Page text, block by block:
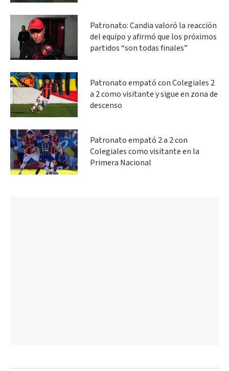
Patronato: Candia valoró la reacción
del equipo y afirmó que los próximos
partidos “son todas finales”
Patronato empató con Colegiales 2
a 2 como visitante y sigue en zona de
descenso
Patronato empató 2 a 2 con
Colegiales como visitante en la
Primera Nacional